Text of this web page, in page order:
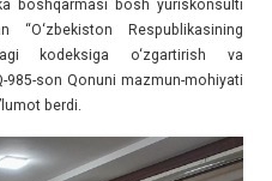
boshqarmasi bosh yuriskonsulti
“O‘zbekiston Respublikasining
kodeksiga o‘zgartirish va
985-son Qonuni mazmun-mohiyati
berdi.